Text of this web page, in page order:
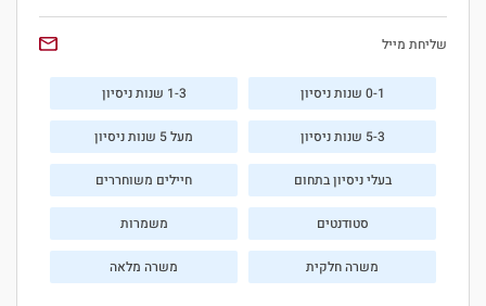
שליחת מייל
0-1 שנות ניסיון 1-3 שנות ניסיון
5-3 שנות ניסיון מעל 5 שנות ניסיון
בעלי ניסיון בתחום חיילים משוחררים
סטודנטים משמרות
משרה חלקית משרה מלאה
שלג'וב רסט.